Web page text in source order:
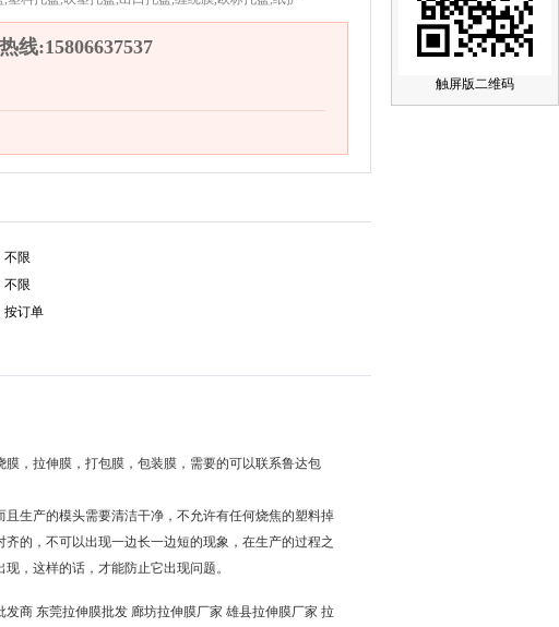
触屏版二维码
线:15806637537
不限
不限
按订单
，拉伸膜，打包膜，包装膜，需要的可以联系鲁达包
生产的模头需要清洁干净，不允许有任何烧焦的塑料掉
的，不可以出现一边长一边短的现象，在生产的过程之
，这样的话，才能防止它出现问题。
商 东莞拉伸膜批发 廊坊拉伸膜厂家 雄县拉伸膜厂家 拉